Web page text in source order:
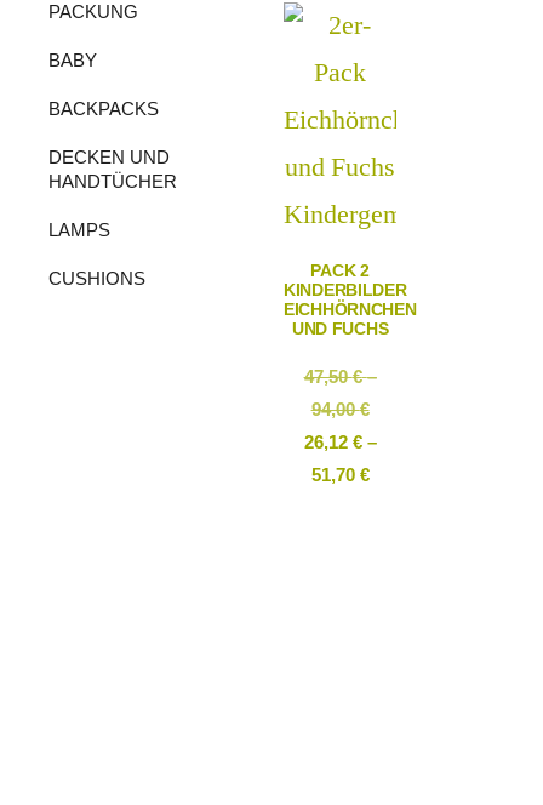
PACKUNG
BABY
BACKPACKS
DECKEN UND
HANDTÜCHER
LAMPS
CUSHIONS
PACK 2
KINDERBILDER
EICHHÖRNCHEN
UND FUCHS
47,50€ –
94,00€
26,12 € –
51,70 €